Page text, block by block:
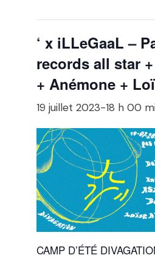
‘ x iLLeGaaL –
records all star
+ Anémone +
19 juillet 2023-18 h 00
CAMP D’ÉTÉ